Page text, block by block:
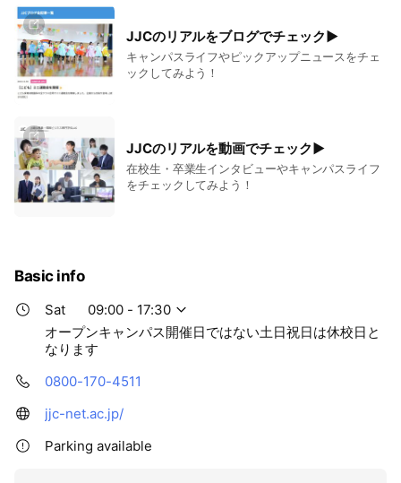
JJCのリアルをブログでチェック▶
キャンパスライフやピックアップニュースをチェ
ックしてみよう！
JJCのリアルを動画でチェック▶
在校生・卒業生インタビューやキャンパスライフ
をチェックしてみよう！
Basic info
Sat
09:00 - 17:30
オープンキャンパス開催日ではない土日祝日は休校日と
なります
0800-170-4511
jjc-net.ac.jp/
Parking available